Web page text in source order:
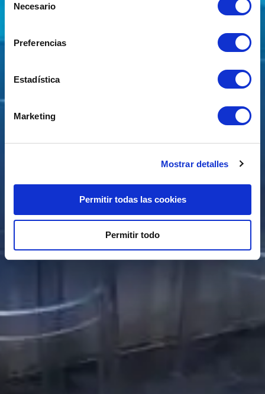
Necesario
Preferencias
Estadística
Marketing
Mostrar detalles
Permitir todas las cookies
Permitir todo